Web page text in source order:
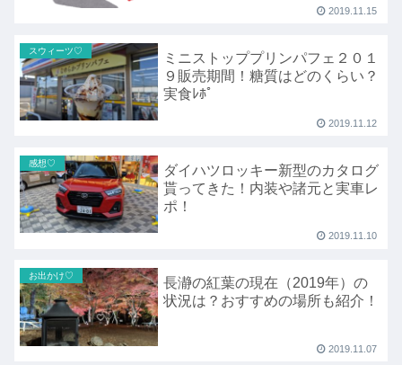
2019.11.15
スウィーツ♡
ミニストッププリンパフェ２０１
９販売期間！糖質はどのくらい？
実食ﾚﾎﾟ
2019.11.12
感想♡
ダイハツロッキー新型のカタログ
貰ってきた！内装や諸元と実車レ
ポ！
2019.11.10
お出かけ♡
長瀞の紅葉の現在（2019年）の
状況は？おすすめの場所も紹介！
2019.11.07